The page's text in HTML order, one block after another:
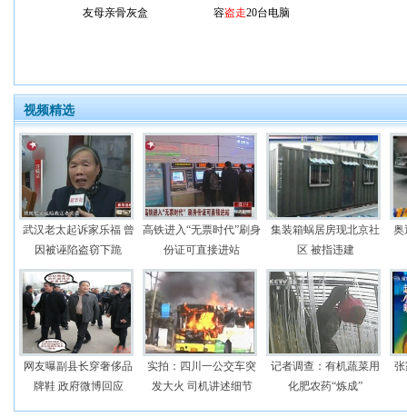
友母亲骨灰盒
容盗走20台电脑
视频精选
武汉老太起诉家乐福 曾
因被诬陷盗窃下跪
高铁进入“无票时代”刷身
份证可直接进站
集装箱蜗居房现北京社
区 被指违建
奥
网友曝副县长穿奢侈品
牌鞋 政府微博回应
实拍：四川一公交车突
发大火 司机讲述细节
记者调查：有机蔬菜用
化肥农药“炼成”